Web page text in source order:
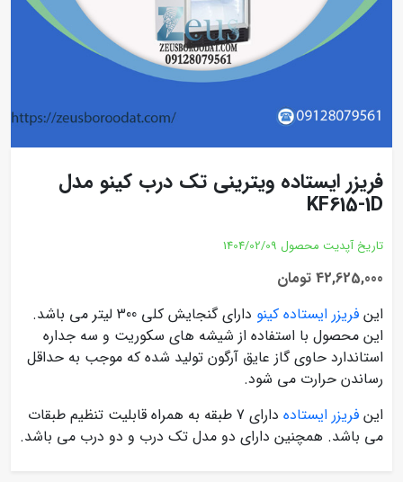
فریزر ایستاده ویترینی تک درب کینو مدل
KF615-1D
تاریخ آپدیت محصول 1404/02/09
42,625,000 تومان
این فریزر ایستاده کینو
دارای گنجایش کلی 300 لیتر می باشد.
این محصول با استفاده از شیشه های سکوریت و سه جداره
استاندارد حاوی گاز عایق آرگون تولید شده که موجب به حداقل
رساندن حرارت می شود.
این فریزر ایستاده
دارای 7 طبقه به همراه قابلیت تنظیم طبقات
می باشد. همچنین دارای دو مدل تک درب و دو درب می باشد.